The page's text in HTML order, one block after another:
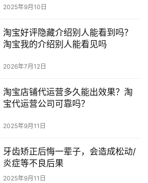
2025年9月10日
淘宝好评隐藏介绍别人能看到吗？
淘宝我的介绍别人能看见吗
2026年7月12日
淘宝店铺代运营多久能出效果？淘
宝代运营公司可靠吗？
2025年9月11日
牙齿矫正后悔一辈子，会造成松动/
炎症等不良后果
2025年9月11日